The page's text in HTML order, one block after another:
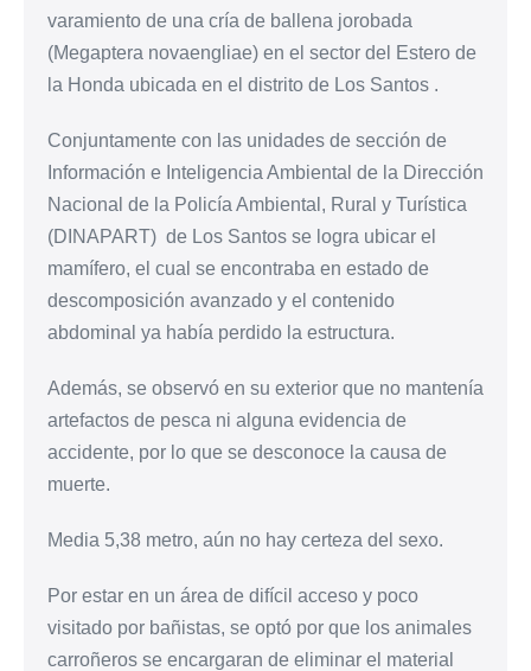
varamiento de una cría de ballena jorobada
(Megaptera novaengliae) en el sector del Estero de
la Honda ubicada en el distrito de Los Santos .
Conjuntamente con las unidades de sección de
Información e Inteligencia Ambiental de la Dirección
Nacional de la Policía Ambiental, Rural y Turística
(DINAPART) de Los Santos se logra ubicar el
mamífero, el cual se encontraba en estado de
descomposición avanzado y el contenido
abdominal ya había perdido la estructura.
Además, se observó en su exterior que no mantenía
artefactos de pesca ni alguna evidencia de
accidente, por lo que se desconoce la causa de
muerte.
Media 5,38 metro, aún no hay certeza del sexo.
Por estar en un área de difícil acceso y poco
visitado por bañistas, se optó por que los animales
carroñeros se encargaran de eliminar el material